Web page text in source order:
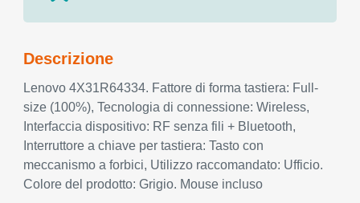
Descrizione
Lenovo 4X31R64334. Fattore di forma tastiera: Full-
size (100%), Tecnologia di connessione: Wireless,
Interfaccia dispositivo: RF senza fili + Bluetooth,
Interruttore a chiave per tastiera: Tasto con
meccanismo a forbici, Utilizzo raccomandato: Ufficio.
Colore del prodotto: Grigio. Mouse incluso